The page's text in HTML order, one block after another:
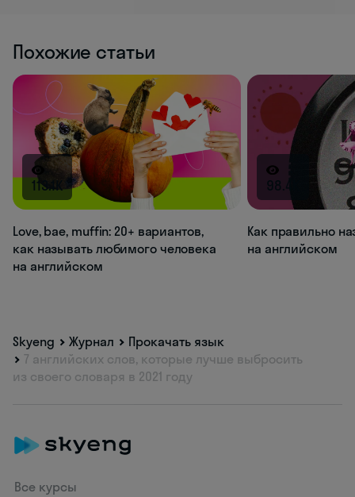
Похожие статьи
113.1K
Love, bae, muffin: 20+ вариантов,
как называть любимого человека
на английском
98.4K
Как правильно
на английском
Skyeng Журнал
Прокачать язык
7 английских слов, которые лучше выбросить
из своего словаря в 2021 году
Все курсы